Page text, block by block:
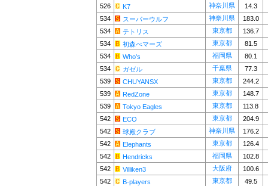
526
K7 神奈川県
14.3
534
スーパーウルフ 神奈川県
183.0
534
テトリス 東京都
136.7
534
初森べマーズ 東京都
81.5
534
Who's 福岡県
80.1
534
ガゼル 千葉県
77.3
539
CHUYANSX 東京都
244.2
539
RedZone 東京都
148.7
539
Tokyo Eagles 東京都
113.8
542
ECO 東京都
204.9
542
球殿クラブ 神奈川県
176.2
542
Elephants 東京都
126.4
542
Hendricks 福岡県
102.8
542
Villiken3 大阪府
100.6
542
B-players 東京都
49.5